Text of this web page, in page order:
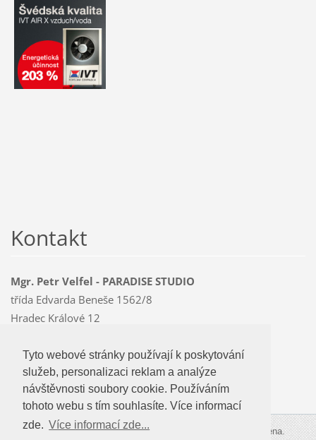
Tyto webové stránky používají k poskytování
služeb, personalizaci reklam a analýze
návštevnosti soubory cookie. Používáním
tohoto webu s tím souhlasíte.
Více informací zde...
Tyto webové stránky používají k poskytování
služeb, personalizaci reklam a analýze
návštěvnosti soubory cookie. Používáním
tohoto webu s tím souhlasíte. Více informací
zde. Více informací zde...
Kontakt
Mgr. Petr Velfel - PARADISE STUDIO
třída Edvarda Beneše 1562/8
Hradec Králové 12
Mobil: 603 478 763
paradise@czMEDIA.eu
© 2009-2026 PARADISE STUDIO. Všechna práva vyhrazena.